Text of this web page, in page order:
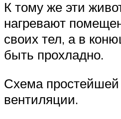
К тому же эти
нагревают
своих тел, а в
быть прохладно.
Схема
вентиляции.